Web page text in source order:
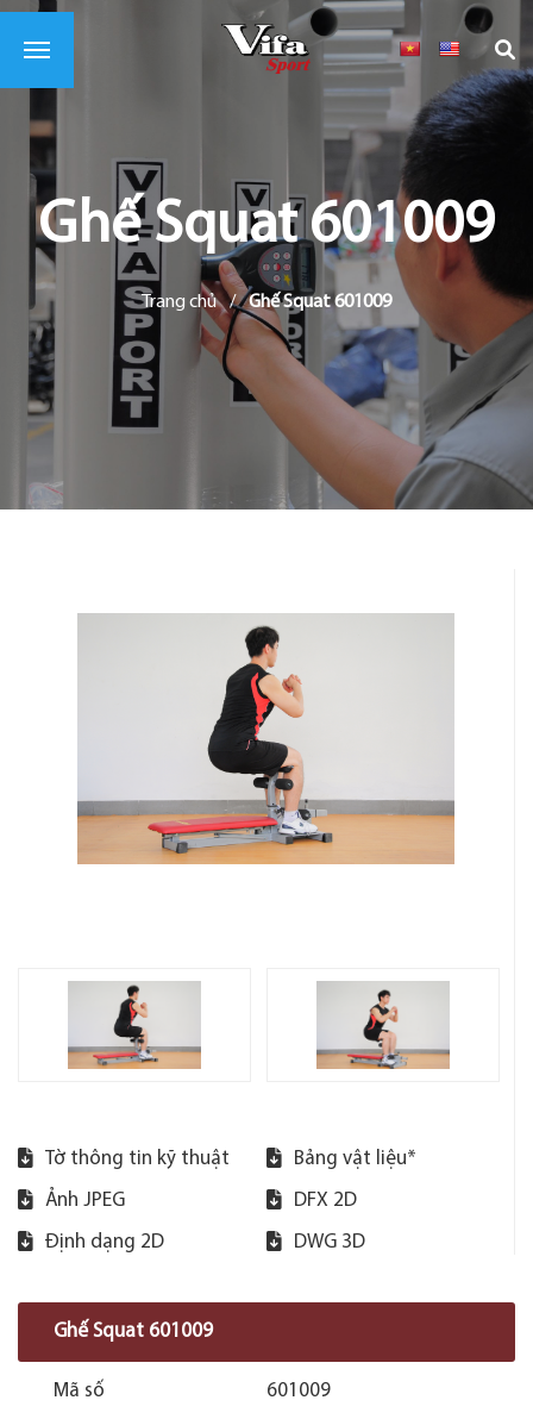
Ghế Squat 601009
Trang chủ / Ghế Squat 601009
Tờ thông tin kỹ thuật Bảng vật liệu*
Ảnh JPEG DFX 2D
Định dạng 2D DWG 3D
Ghế Squat 601009
Mã số 601009